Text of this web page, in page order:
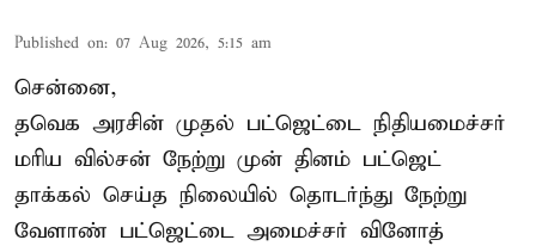
Published on: 07 Aug 2026, 5:15 am
சென்னை,
தவெக அரசின் முதல் பட்ஜெட்டை நிதியமைச்சர்
மரிய வில்சன் நேற்று முன் தினம் பட்ஜெட்
தாக்கல் செய்த நிலையில் தொடர்ந்து நேற்று
வேளாண் பட்ஜெட்டை அமைச்சர் வினோத்